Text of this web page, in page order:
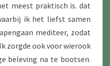
meest praktisch is. dat
ik het liefst samen
mediteer, zodat
zorgde ook voor wierook
beleving na te bootsen.